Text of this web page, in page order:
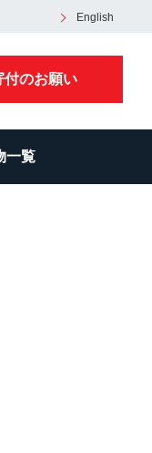
English
付のお願い
一覧